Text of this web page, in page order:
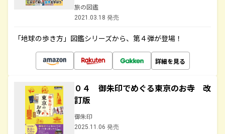
旅の図鑑
2021.03.18 発売
「地球の歩き方」図鑑シリーズから、第４弾が登場！
詳細を見る
０４ 御朱印でめぐる東京のお寺 改
訂版
御朱印
2025.11.06 発売